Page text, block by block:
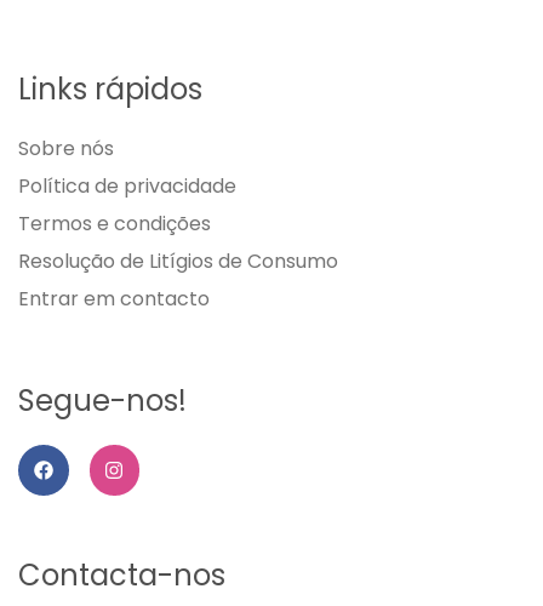
Links rápidos
Sobre nós
Política de privacidade
Termos e condições
Resolução de Litígios de Consumo
Entrar em contacto
Segue-nos!
F
a
c
o
k
I
n
s
r
a
Contacta-nos